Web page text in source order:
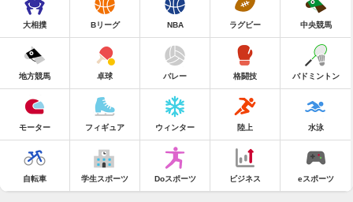
大相撲 Bリーグ NBA ラグビー 中央競馬
地方競馬 卓球 バレー 格闘技 バドミントン
モーター フィギュア ウィンター 陸上 水泳
自転車 学生スポーツ Doスポーツ ビジネス eスポーツ